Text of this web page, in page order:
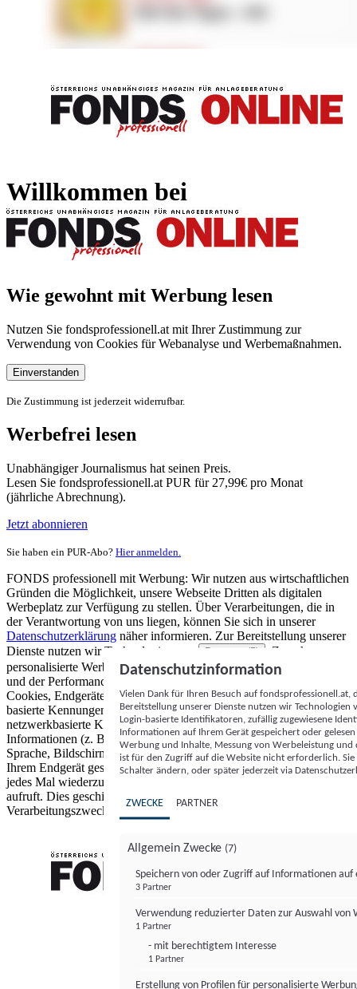
Willkommen bei
Wie gewohnt mit Werbung lesen
Nutzen Sie fondsprofessionell.at mit Ihrer Zustimmung zur
Verwendung von Cookies für Webanalyse und Werbemaßnahmen.
Einverstanden
Die Zustimmung ist jederzeit widerrufbar.
Werbefrei lesen
Unabhängiger Journalismus hat seinen Preis.
Lesen Sie fondsprofessionell.at PUR für 27,99€ pro Monat
(jährliche Abrechnung).
Jetzt abonnieren
Sie haben ein PUR-Abo? Hier anmelden.
FONDS professionell mit Werbung: Wir nutzen aus wirtschaftlichen
Gründen die Möglichkeit, unsere Webseite Dritten als digitalen
Werbeplatz zur Verfügung zu stellen. Über Verarbeitungen, die in
der Verantwortung von uns liegen, können Sie sich in unserer
Datenschutzerklärung näher informieren. Zur Bereitstellung unserer
Dienste nutzen wir Technologien von
Partnern (5)
. Zwecke:
personalisierte Werbung und Inhalte, Messung von Werbeleistung
und der Performance von Inhalten sowie Zielgruppenforschung.
Cookies, Endgeräte- oder ähnliche Online-Kennungen (z. B. login-
basierte Kennungen, zufällig generierte Kennungen,
netzwerkbasierte Kennungen) können zusammen mit anderen
Informationen (z. B. Browsertyp und Browserinformationen,
Sprache, Bildschirmgröße, unterstützte Technologien usw.) auf
Ihrem Endgerät gespeichert oder von dort ausgelesen werden, um es
jedes Mal wiederzuerkennen, wenn es eine App oder einer Webseite
aufruft. Dies geschieht für einen oder mehrere der hier aufgeführten
Verarbeitungszwecke.
Datenschutzinformation
Vielen Dank für Ihren Besuch auf
Bereitstellung unserer Dienste nutzen wir Technologien
Login-basierte Identifikatoren, zufällig zugewiesene
Informationen auf Ihrem Gerät gespeichert oder
Werbung und Inhalte, Messung von Werbeleistung
ist für den Zugriff auf die Website nicht erforderlich.
Schalter ändern, oder später jederzeit via
ZWECKE PARTNER
Allgemein Zwecke (7)
Speichern von oder Zugriff auf Informationen auf
3 Partner
Verwendung reduzierter Daten zur Auswahl von
1 Partner
- mit berechtigtem Interesse
1 Partner
Erstellung von Profilen für personalisierte
FONDS professionell